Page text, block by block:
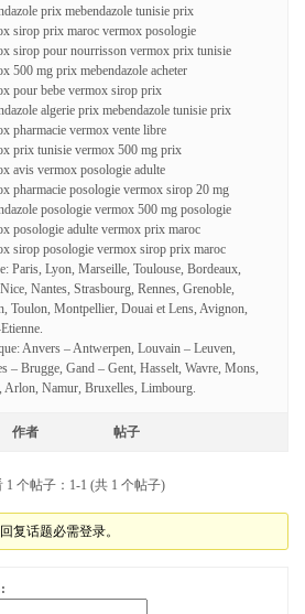
prix mebendazole tunisie prix
sirop prix maroc vermox posologie
sirop pour nourrisson vermox prix tunisie
500 mg prix mebendazole acheter
pour bebe vermox sirop prix
algerie prix mebendazole tunisie prix
pharmacie vermox vente libre
prix tunisie vermox 500 mg prix
avis vermox posologie adulte
pharmacie posologie vermox sirop 20 mg
posologie vermox 500 mg posologie
posologie adulte vermox prix maroc
sirop posologie vermox sirop prix maroc
Paris, Lyon, Marseille, Toulouse, Bordeaux,
Nantes, Strasbourg, Rennes, Grenoble,
Toulon, Montpellier, Douai et Lens, Avignon,
Anvers – Antwerpen, Louvain – Leuven,
– Brugge, Gand – Gent, Hasselt, Wavre, Mons,
Arlon, Namur, Bruxelles, Limbourg.
作者 帖子
1 个帖子：1-1 (共 1 个帖子)
复话题必需登录。